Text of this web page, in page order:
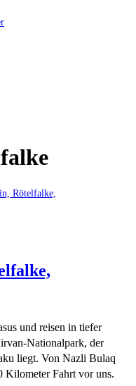
Hofbauer
und reisen in tiefer
Nationalpark, der
liegt. Von Nazli Bulaq
Kilometer Fahrt vor uns.